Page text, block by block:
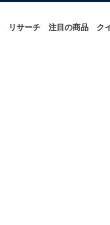
リサーチ 注目の商品 ク